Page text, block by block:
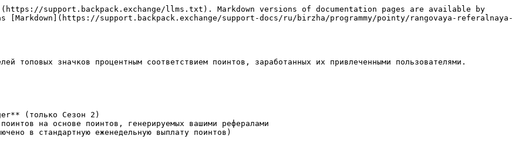
support.backpack.exchange/llms.txt). Markdown versions of documentation pages are available by
support.backpack.exchange/support-docs/ru/birzha/programmy/pointy/rangovaya-referalnaya-
топовых значков процентным соответствием поинтов, заработанных их привлеченными пользователями.
(только Сезон 2)
на основе поинтов, генерируемых вашими рефералами
в стандартную еженедельную выплату поинтов)